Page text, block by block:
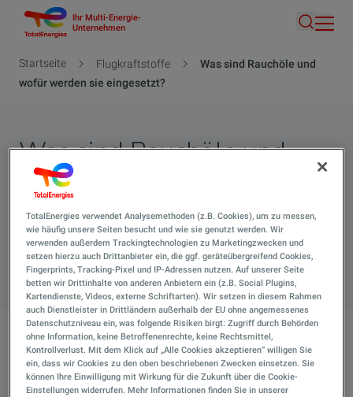
Inhalt
Ihr Multi-Energie-
Unternehmen
Suche
Pfadnavigation
Startseite Flugkraftstoffe
Was sind Rauchöle und
wofür werden sie eingesetzt?
Was sind Rauchöle und
wofür werden sie
eingesetzt?
Suche
Was sind Rauchöle und wofür werden sie eingesetzt?
Rauchöle sind Spezialöle, die in Rauchanlagen von
Kunstflugzeugen eingesetzt werden, um bei
TotalEnergies verwendet Analysemethoden (z.B. Cookies), um zu messen,
wie häufig unsere Seiten besucht und wie sie genutzt werden. Wir
verwenden außerdem Trackingtechnologien zu Marketingzwecken und
setzen hierzu auch Drittanbieter ein, die ggf. geräteübergreifend Cookies,
Fingerprints, Tracking-Pixel und IP-Adressen nutzen. Auf unserer Seite
betten wir Drittinhalte von anderen Anbietern ein (z.B. Social Plugins,
Kartendienste, Videos, externe Schriftarten). Wir setzen in diesem Rahmen
auch Dienstleister in Drittländern außerhalb der EU ohne angemessenes
Datenschutzniveau ein, was folgende Risiken birgt: Zugriff durch Behörden
ohne Information, keine Betroffenenrechte, keine Rechtsmittel,
Kontrollverlust. Mit dem Klick auf „Alle Cookies akzeptieren“ willigen Sie
ein, dass wir Cookies zu den oben beschriebenen Zwecken einsetzen. Sie
können Ihre Einwilligung mit Wirkung für die Zukunft über die Cookie-
Einstellungen widerrufen. Mehr Informationen finden Sie in unserer